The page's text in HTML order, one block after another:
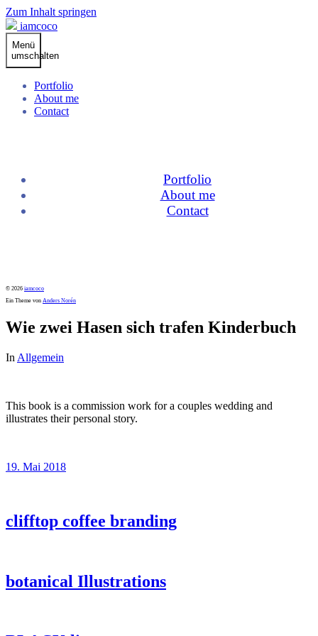
Zum Inhalt springen
iamcoco
Menü
umschalten
Portfolio
About me
Contact
Portfolio
About me
Contact
© 2026 iamcoco
Ein Theme von Anders Norén
Wie zwei Hasen sich trafen Kinderbuch
In Allgemein
This book is a commission work for a couples wedding and
illustrates their personal story.
19. Mai 2018
clifftop coffee branding
botanical Illustrations